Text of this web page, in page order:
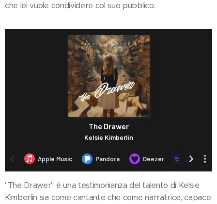
che lei vuole condividere col suo pubblico.
"The Drawer" è una testimonianza del talento di Kelsie
Kimberlin sia come cantante che come narratrice, capace